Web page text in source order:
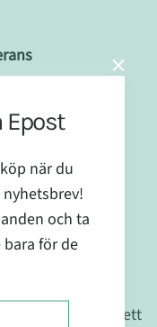
och tarmar
att svälja
hemma genom ett
Epost
när du
och ta
för de